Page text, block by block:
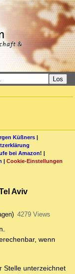
Los
Küßners |
bei Amazon! |
| Cookie-Einstellungen
Aviv
4279 Views
wenn
Stelle unterzeichnet